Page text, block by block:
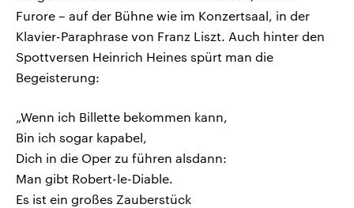
Furore – auf der Bühne wie im Konzertsaal, in der
Klavier-Paraphrase von Franz Liszt. Auch hinter den
Spottversen Heinrich Heines spürt man die
Begeisterung:
„Wenn ich Billette bekommen kann,
Bin ich sogar kapabel,
Dich in die Oper zu führen alsdann:
Man gibt Robert-le-Diable.
Es ist ein großes Zauberstück